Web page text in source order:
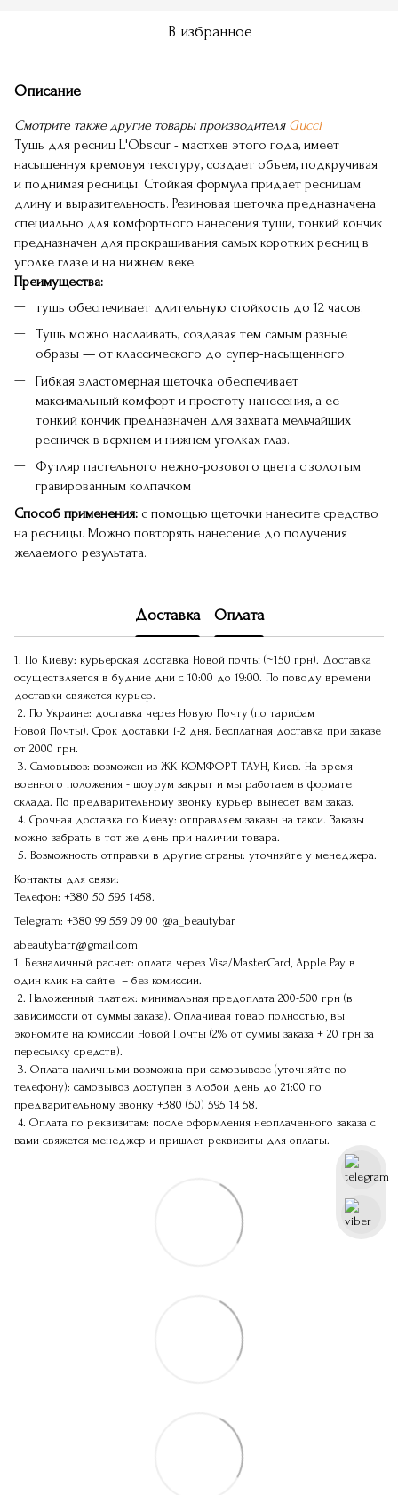
В избранное
Описание
Смотрите также другие товары производителя Gucci
Тушь для ресниц L'Obscur - мастхев этого года, имеет
насыщеннуя кремовуя текстуру, создает объем, подкручивая
и поднимая ресницы. Стойкая формула придает ресницам
длину и выразительность. Резиновая щеточка предназначена
специально для комфортного нанесения туши, тонкий кончик
предназначен для прокрашивания самых коротких ресниц в
уголке глазе и на нижнем веке.
Преимущества:
тушь обеспечивает длительную стойкость до 12 часов.
Тушь можно наслаивать, создавая тем самым разные
образы — от классического до супер-насыщенного.
Гибкая эластомерная щеточка обеспечивает
максимальный комфорт и простоту нанесения, а ее
тонкий кончик предназначен для захвата мельчайших
ресничек в верхнем и нижнем уголках глаз.
Футляр пастельного нежно-розового цвета с золотым
гравированным колпачком
Способ применения: с помощью щеточки нанесите средство
на ресницы. Можно повторять нанесение до получения
желаемого результата.
Доставка Оплата
1. По Киеву: курьерская доставка Новой почты (~150 грн). Доставка
осуществляется в будние дни с 10:00 до 19:00. По поводу времени
доставки свяжется курьер.
2. По Украине: доставка через Новую Почту (по тарифам
Новой Почты). Срок доставки 1-2 дня. Бесплатная доставка при заказе
от 2000 грн.
3. Самовывоз: возможен из ЖК КОМФОРТ ТАУН, Киев. На время
военного положения - шоурум закрыт и мы работаем в формате
склада. По предварительному звонку курьер вынесет вам заказ.
4. Срочная доставка по Киеву: отправляем заказы на такси. Заказы
можно забрать в тот же день при наличии товара.
5. Возможность отправки в другие страны: уточняйте у менеджера.
Контакты для связи:
Телефон: +380 50 595 1458.
Telegram: +380 99 559 09 00 @a_beautybar
abeautybarr@gmail.com
1. Безналичный расчет: оплата через Visa/MasterCard, Apple Pay в
один клик на сайте – без комиссии.
2. Наложенный платеж: минимальная предоплата 200-500 грн (в
зависимости от суммы заказа). Оплачивая товар полностью, вы
экономите на комиссии Новой Почты (2% от суммы заказа + 20 грн за
пересылку средств).
3. Оплата наличными возможна при самовывозе (уточняйте по
телефону): самовывоз доступен в любой день до 21:00 по
предварительному звонку +380 (50) 595 14 58.
4. Оплата по реквизитам: после оформления неоплаченного заказа с
вами свяжется менеджер и пришлет реквизиты для оплаты.